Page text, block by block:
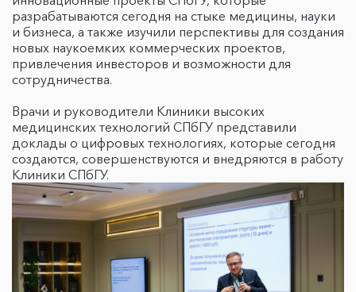
разрабатываются сегодня на стыке медицины, науки
и бизнеса, а также изучили перспективы для создания
новых наукоемких коммерческих проектов,
привлечения инвесторов и возможности для
сотрудничества.
Врачи и руководители Клиники высоких
медицинских технологий СПбГУ представили
доклады о цифровых технологиях, которые сегодня
создаются, совершенствуются и внедряются в работу
Клиники СПбГУ.